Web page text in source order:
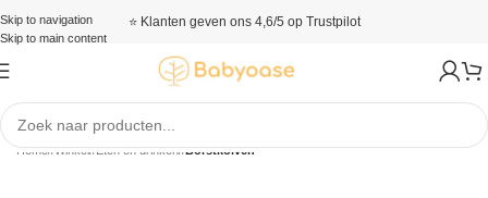
Skip to navigation
Skip to main content
⭐ Klanten geven ons 4,6/5 op Trustpilot
Home/ Winkel/ Eten en drinken/ Borstkolven